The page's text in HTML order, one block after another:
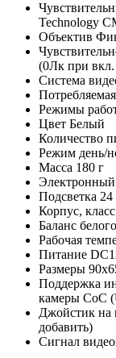
Technology
Объектив
(0Лк при
Система
Режимы
Цвет Белый
Количество
Режим день/
Масса 180 г
Электронный
Подсветка
Корпус,
Баланс белого
Рабочая
Питание
Размеры
Поддержка
камеры CoC
Джойстик на
добавить)
Сигнал